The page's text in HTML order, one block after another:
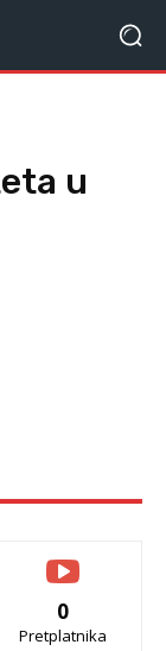
u
0
Pretplatnika